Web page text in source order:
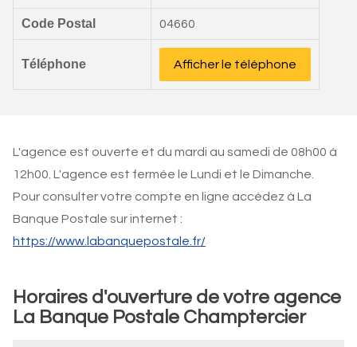
Code Postal 04660
Téléphone Afficher le téléphone
L'agence est ouverte et du mardi au samedi de 08h00 à
12h00. L'agence est fermée le Lundi et le Dimanche.
Pour consulter votre compte en ligne accédez à La
Banque Postale sur internet :
https://www.labanquepostale.fr/
Horaires d'ouverture de votre agence
La Banque Postale Champtercier